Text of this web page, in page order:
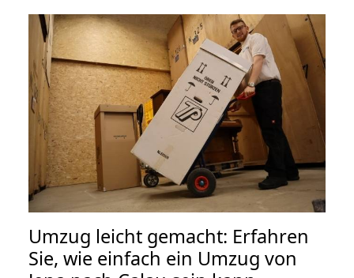
Umzug leicht gemacht: Erfahren
Sie, wie einfach ein Umzug von